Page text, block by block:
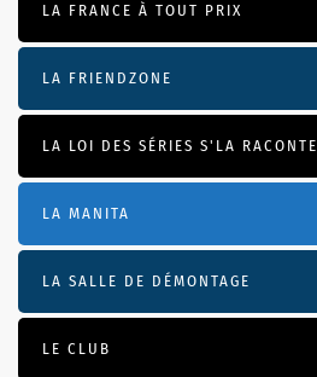
LA FRANCE À TOUT PRIX
LA FRIENDZONE
LA LOI DES SÉRIES S'LA RACONTE
LA MANITA
LA SALLE DE DÉMONTAGE
LE CLUB